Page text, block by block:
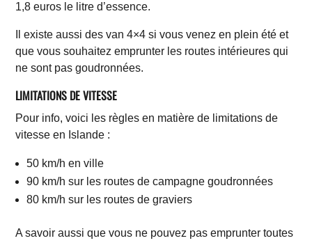
1,8 euros le litre d’essence.
Il existe aussi des van 4×4 si vous venez en plein été et
que vous souhaitez emprunter les routes intérieures qui
ne sont pas goudronnées.
LIMITATIONS DE VITESSE
Pour info, voici les règles en matière de limitations de
vitesse en Islande :
50 km/h en ville
90 km/h sur les routes de campagne goudronnées
80 km/h sur les routes de graviers
A savoir aussi que vous ne pouvez pas emprunter toutes